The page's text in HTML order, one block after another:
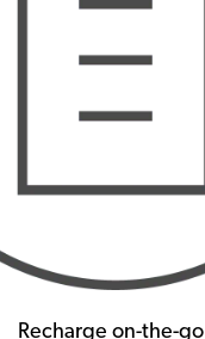
Recharge on-the-go